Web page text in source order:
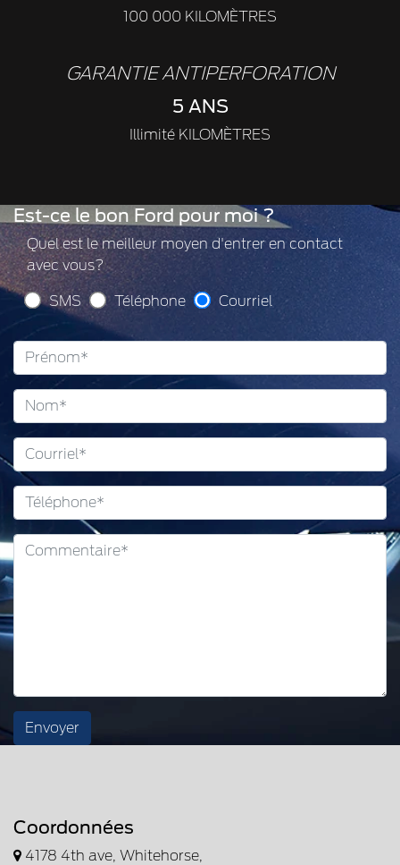
100 000 KILOMÈTRES
GARANTIE ANTIPERFORATION
5 ANS
Illimité KILOMÈTRES
Est-ce le bon Ford pour moi ?
Quel est le meilleur moyen d'entrer en contact
avec vous?
SMS Téléphone Courriel
Envoyer
Coordonnées
4178 4th ave, Whitehorse,